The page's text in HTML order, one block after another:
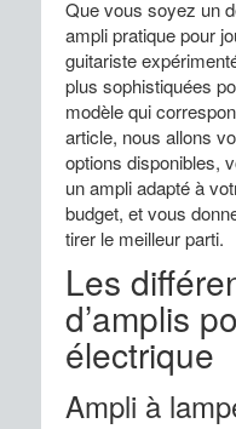
Que vous soyez un
ampli pratique pour
guitariste
plus sophistiquées
modèle qui
article, nous allons
options disponibles,
un ampli adapté à
budget, et vous
tirer le meilleur parti.
Les
d’amplis
électrique
Ampli à